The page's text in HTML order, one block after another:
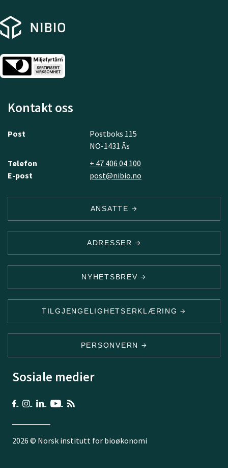
Kontakt oss
Post
Postboks 115
NO-1431 Ås
Telefon
+ 47 406 04 100
E-post
post@nibio.no
ANSATTE
ADRESSER
NYHETSBREV
TILGJENGELIGHETSERKLÆRING
PERSONVERN
Sosiale medier
2026 © Norsk institutt for bioøkonomi